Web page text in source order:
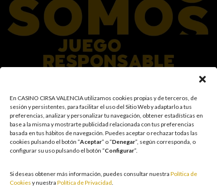
En CASINO CIRSA VALENCIA utilizamos cookies propias y de terceros, de
sesión y persistentes, para facilitar el uso del Sitio Web y adaptarlo a tus
preferencias, analizar y personalizar tu navegación, obtener estadísticas en
base a la misma y mostrarte publicidad relacionada con tus preferencias
basada en tus hábitos de navegación. Puedes aceptar o rechazar todas las
cookies pulsando el botón “Aceptar” o “Denegar”, según corresponda, o
configurar su uso pulsando el botón “Configurar”.
Si deseas obtener más información, puedes consultar nuestra Política de
Cookies y nuestra Política de Privacidad.
En el Grupo CIRSA promovemos una actitud responsable hacia el juego,
garantizando un entorno seguro y transparente para nuestros clientes y
facilitamos medidas e información para que el juego sea siempre diversión y
entretenimiento, sin utilizarse como vía para afrontar problemas económicos
o emocionales. El acceso está prohibido a menores de 18 años y a las
personas con acceso restringido conforme a los registros de prohibición y/o
autoexclusión que resulten aplicables. También trabajamos para reforzar una
cultura de prevención y concienciación sobre los posibles trastornos
las circunstancias individuales. Asimismo, desarrollamos y mejoramos de
forma continuada nuestra Cultura de Juego Responsable mediante la